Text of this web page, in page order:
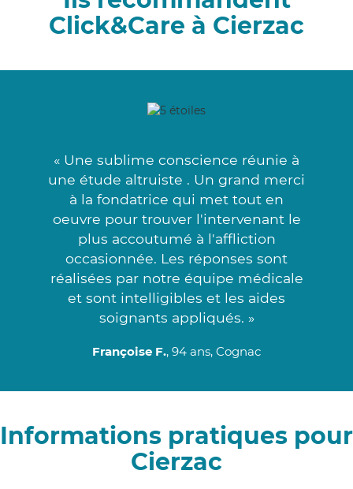
Click&Care à Cierzac
« Une sublime conscience réunie à
une étude altruiste . Un grand merci
à la fondatrice qui met tout en
oeuvre pour trouver l'intervenant le
plus accoutumé à l'affliction
occasionnée. Les réponses sont
réalisées par notre équipe médicale
et sont intelligibles et les aides
soignants appliqués. »
Françoise F., 94 ans, Cognac
Informations pratiques pour
Cierzac